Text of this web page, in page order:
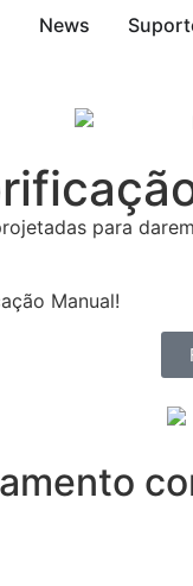
News
para
Manual!